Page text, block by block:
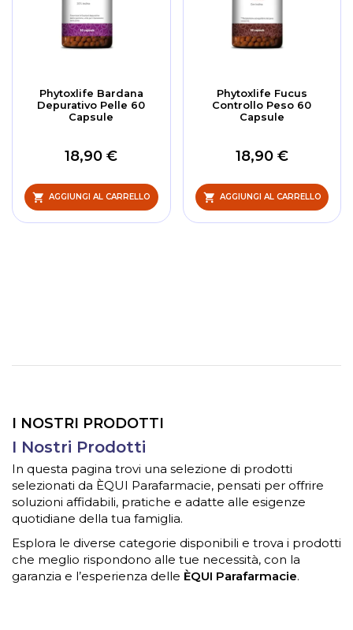
Phytoxlife Bardana
Depurativo Pelle 60
Capsule
18,90 €
AGGIUNGI AL CARRELLO
Phytoxlife Fucus
Controllo Peso 60
Capsule
18,90 €
AGGIUNGI AL CARRELLO
I NOSTRI PRODOTTI
I Nostri Prodotti
In questa pagina trovi una selezione di prodotti
selezionati da ÈQUI Parafarmacie, pensati per offrire
soluzioni affidabili, pratiche e adatte alle esigenze
quotidiane della tua famiglia.
Esplora le diverse categorie disponibili e trova i prodotti
che meglio rispondono alle tue necessità, con la
garanzia e l’esperienza delle ÈQUI Parafarmacie.